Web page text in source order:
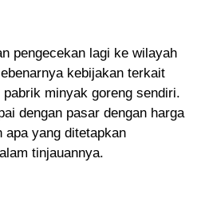
pengecekan lagi ke wilayah
kebijakan terkait
minyak goreng sendiri.
dengan pasar dengan harga
apa yang ditetapkan
tinjauannya.